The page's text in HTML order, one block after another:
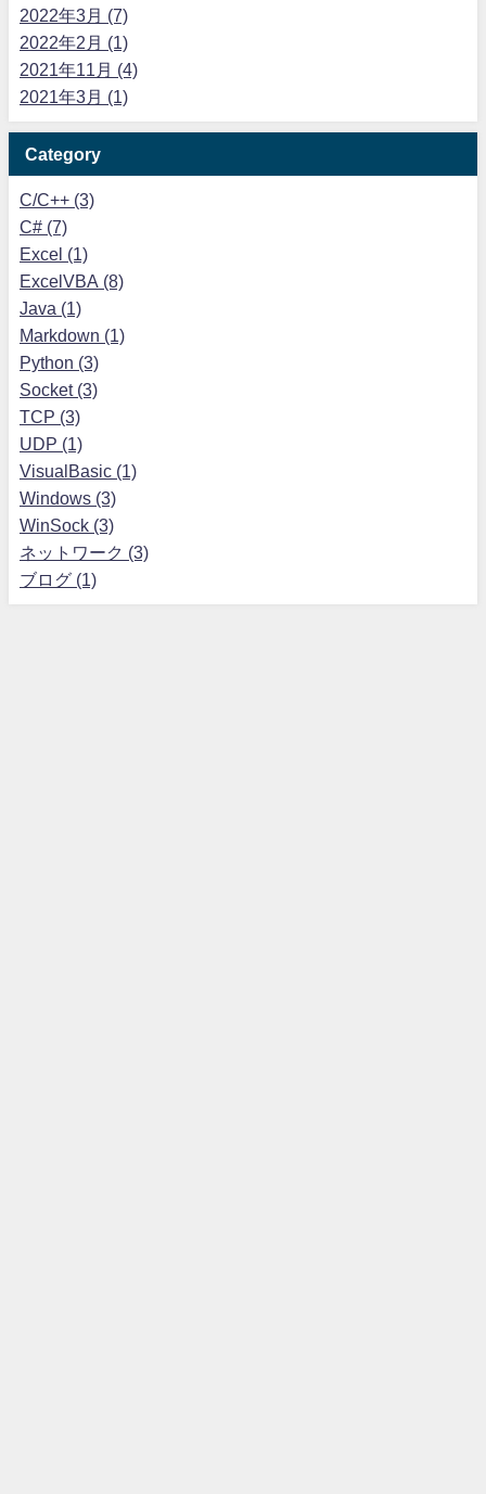
2022年3月 (7)
2022年2月 (1)
2021年11月 (4)
2021年3月 (1)
Category
C/C++ (3)
C# (7)
Excel (1)
ExcelVBA (8)
Java (1)
Markdown (1)
Python (3)
Socket (3)
TCP (3)
UDP (1)
VisualBasic (1)
Windows (3)
WinSock (3)
ネットワーク (3)
ブログ (1)